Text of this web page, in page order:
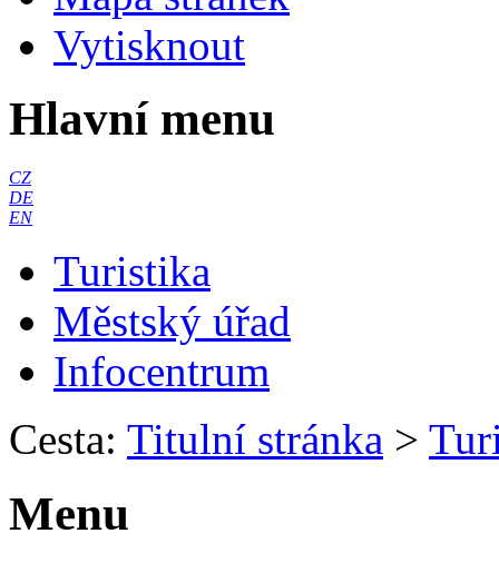
Vytisknout
Hlavní menu
CZ
DE
EN
Turistika
Městský úřad
Infocentrum
Cesta: Titulní stránka >
Menu